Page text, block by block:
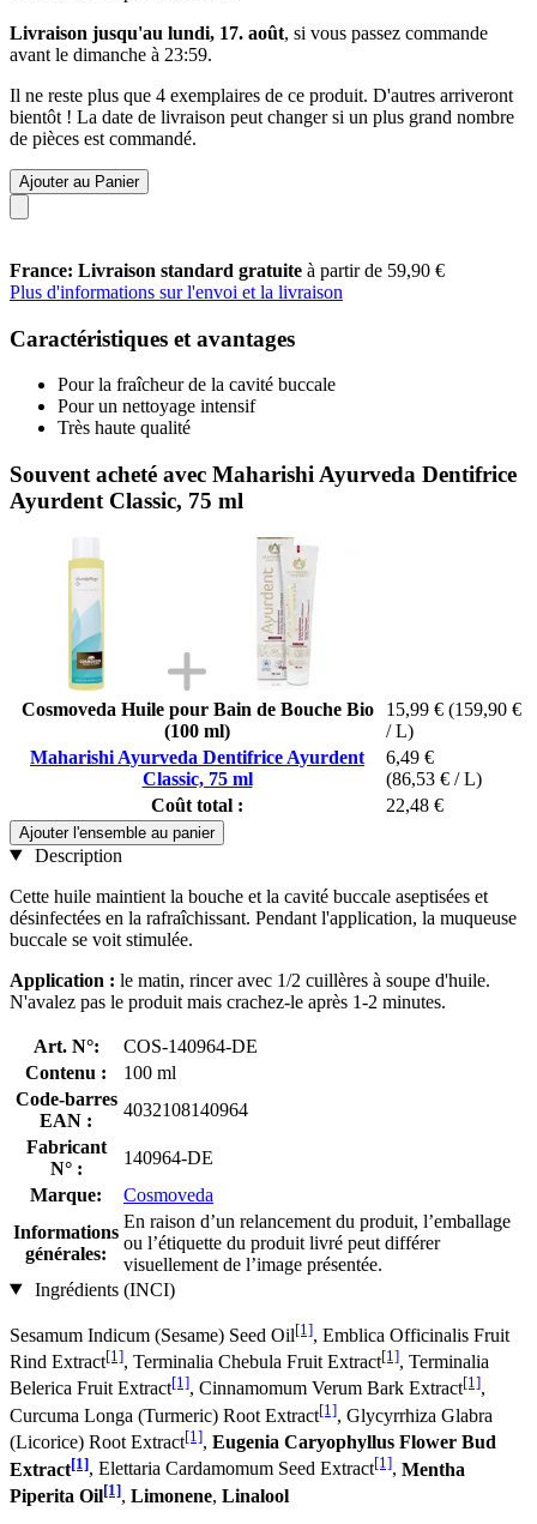
Livraison jusqu'au lundi, 17. août, si vous passez commande
avant le dimanche à 23:59.
Il ne reste plus que 4 exemplaires de ce produit. D'autres arriveront
bientôt ! La date de livraison peut changer si un plus grand nombre
de pièces est commandé.
Ajouter au Panier
France: Livraison standard gratuite à partir de 59,90 €
Plus d'informations sur l'envoi et la livraison
Caractéristiques et avantages
Pour la fraîcheur de la cavité buccale
Pour un nettoyage intensif
Très haute qualité
Souvent acheté avec Maharishi Ayurveda Dentifrice
Ayurdent Classic, 75 ml
Cosmoveda Huile pour Bain de Bouche Bio
(100 ml)
15,99 € (159,90 €
/ L)
Maharishi Ayurveda Dentifrice Ayurdent
Classic, 75 ml
6,49 €
(86,53 € / L)
Coût total :
22,48 €
Ajouter l'ensemble au panier
Description
Cette huile maintient la bouche et la cavité buccale aseptisées et
désinfectées en la rafraîchissant. Pendant l'application, la muqueuse
buccale se voit stimulée.
Application : le matin, rincer avec 1/2 cuillères à soupe d'huile.
N'avalez pas le produit mais crachez-le après 1-2 minutes.
Art. N°:
COS-140964-DE
Contenu :
100 ml
Code-barres
EAN :
4032108140964
Fabricant
N° :
140964-DE
Marque:
Cosmoveda
Informations
générales:
En raison d’un relancement du produit, l’emballage
ou l’étiquette du produit livré peut différer
visuellement de l’image présentée.
Ingrédients (INCI)
Sesamum Indicum (Sesame) Seed Oil[1], Emblica Officinalis Fruit
Rind Extract[1], Terminalia Chebula Fruit Extract[1], Terminalia
Belerica Fruit Extract[1], Cinnamomum Verum Bark Extract[1],
Curcuma Longa (Turmeric) Root Extract[1], Glycyrrhiza Glabra
(Licorice) Root Extract[1], Eugenia Caryophyllus Flower Bud
Extract[1], Elettaria Cardamomum Seed Extract[1], Mentha
Piperita Oil[1], Limonene, Linalool